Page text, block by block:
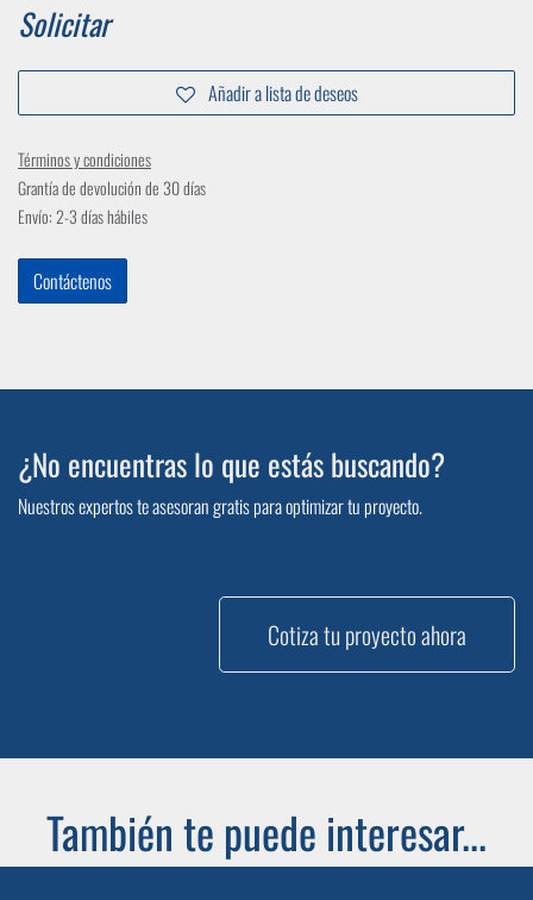
Solicitar
Añadir a lista de deseos
Términos y condiciones
Grantía de devolución de 30 días
Envío: 2-3 días hábiles
Contáctenos
¿No encuentras lo que estás buscando?
Nuestros expertos te asesoran gratis para optimizar tu proyecto.
Cotiza tu proyecto ahora
También te puede interesar...